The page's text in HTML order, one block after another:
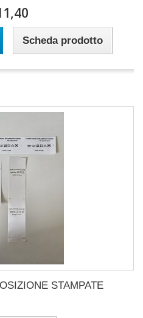
Scheda prodotto
STAMPATE